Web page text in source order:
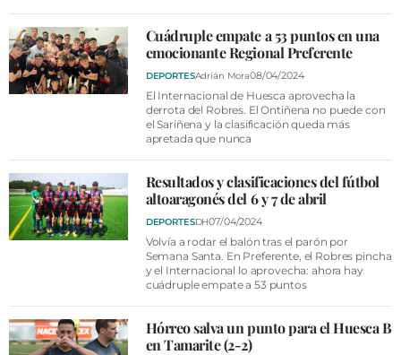
AGENDA
CARTELERA
FARMACIAS
CLUB DEL AMIGO MILITANTE
INICIAR SESIÓN
Cuádruple empate a 53 puntos en una
emocionante Regional Preferente
DEPORTESAdrián Mora08/04/2024
El Internacional de Huesca aprovecha la
derrota del Robres. El Ontiñena no puede con
el Sariñena y la clasificación queda más
apretada que nunca
Resultados y clasificaciones del fútbol
altoaragonés del 6 y 7 de abril
DEPORTESDH07/04/2024
Volvía a rodar el balón tras el parón por
Semana Santa. En Preferente, el Robres pincha
y el Internacional lo aprovecha: ahora hay
cuádruple empate a 53 puntos
Hórreo salva un punto para el Huesca B
en Tamarite (2-2)